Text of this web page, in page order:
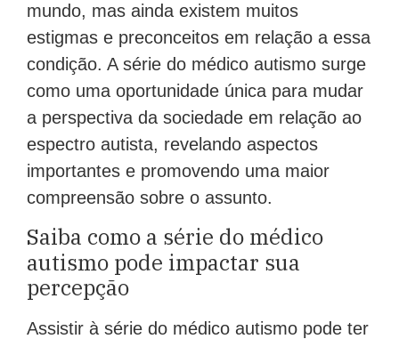
mundo, mas ainda existem muitos
estigmas e preconceitos em relação a essa
condição. A série do médico autismo surge
como uma oportunidade única para mudar
a perspectiva da sociedade em relação ao
espectro autista, revelando aspectos
importantes e promovendo uma maior
compreensão sobre o assunto.
Saiba como a série do médico
autismo pode impactar sua
percepção
Assistir à série do médico autismo pode ter